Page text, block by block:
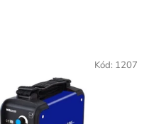
Kód: 1207